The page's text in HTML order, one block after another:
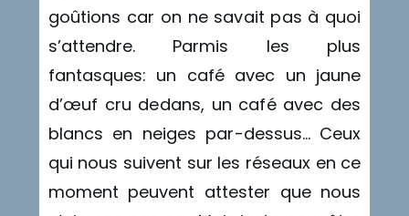
goûtions car on ne savait pas à quoi
s’attendre. Parmis les plus
fantasques: un café avec un jaune
d’œuf cru dedans, un café avec des
blancs en neiges par-dessus… Ceux
qui nous suivent sur les réseaux en ce
moment peuvent attester que nous